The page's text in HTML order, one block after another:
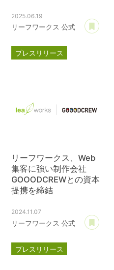
あとで読む
2025.06.19
リーフワークス 公式
プレスリリース
あとで読む
リーフワークス、Web
集客に強い制作会社
GOOODCREWとの資本
提携を締結
2024.11.07
リーフワークス 公式
プレスリリース